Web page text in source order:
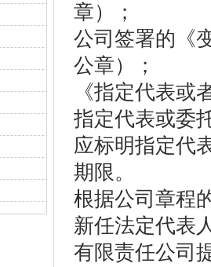
章）；
公司签署的《
公章）；
《指定代表
指定代表或委
应标明指定代
期限。
根据公司章程
新任法定代表
有限责任公司